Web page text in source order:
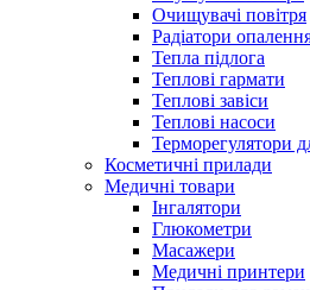
Очищувачі повітря
Радіатори
Тепла підлога
Теплові гармати
Теплові завіси
Теплові насоси
Терморегулятори
Косметичні прилади
Медичні товари
Інгалятори
Глюкометри
Масажери
Медичні принтери